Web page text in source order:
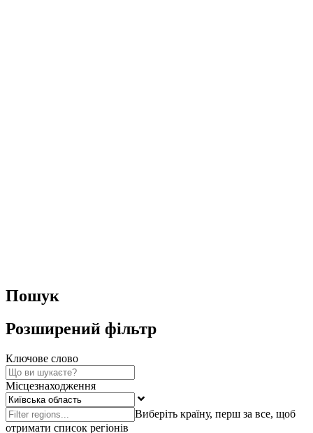
Пошук
Розширений фільтр
Ключове слово
Місцезнаходження